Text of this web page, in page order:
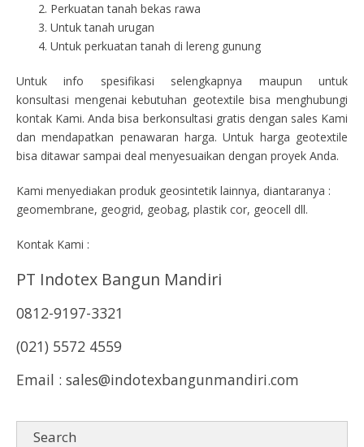
Perkuatan tanah bekas rawa
Untuk tanah urugan
Untuk perkuatan tanah di lereng gunung
Untuk info spesifikasi selengkapnya maupun untuk
konsultasi mengenai kebutuhan geotextile bisa menghubungi
kontak Kami. Anda bisa berkonsultasi gratis dengan sales Kami
dan mendapatkan penawaran harga. Untuk harga geotextile
bisa ditawar sampai deal menyesuaikan dengan proyek Anda.
Kami menyediakan produk geosintetik lainnya, diantaranya :
geomembrane, geogrid, geobag, plastik cor, geocell dll.
Kontak Kami :
PT Indotex Bangun Mandiri
0812-9197-3321
(021) 5572 4559
Email : sales@indotexbangunmandiri.com
Search